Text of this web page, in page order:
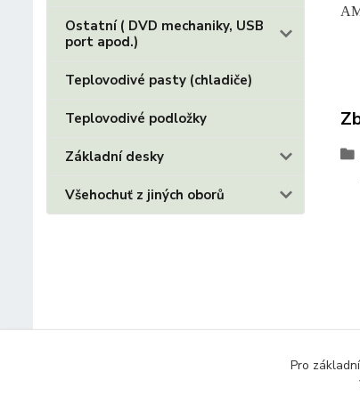
Ostatní ( DVD mechaniky, USB
port apod.)
Teplovodivé pasty (chladiče)
Teplovodivé podložky
Základní desky
Všehochuť z jiných oborů
Pro